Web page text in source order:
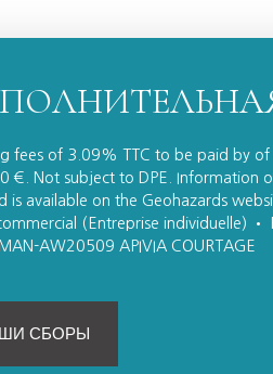
fees of 3.09% TTC to be paid by of
€. Not subject to DPE. Information
is available on the Geohazards
(Entreprise individuelle) •
AW20509 APIVIA COURTAGE
СБОРЫ